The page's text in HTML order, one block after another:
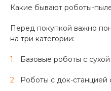
Какие бывают роботы-
Перед покупкой важно
на три категории:
Базовые роботы с
Роботы с док-станцией